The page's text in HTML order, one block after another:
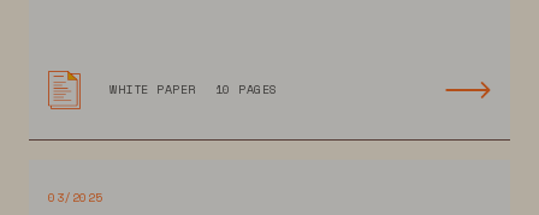
WHITE PAPER 10 PAGES
03/2025